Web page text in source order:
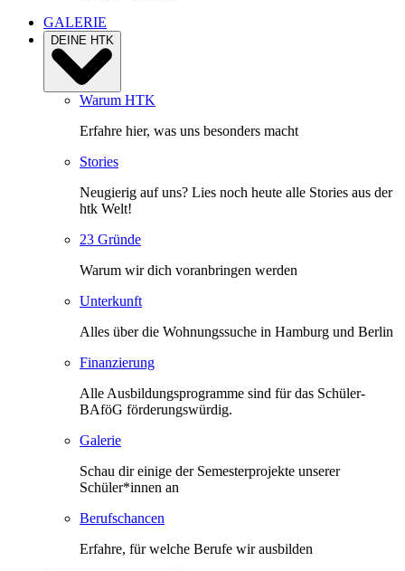
GALERIE
DEINE HTK
Warum HTK
Erfahre hier, was uns besonders macht
Stories
Neugierig auf uns? Lies noch heute alle Stories aus der
htk Welt!
23 Gründe
Warum wir dich voranbringen werden
Unterkunft
Alles über die Wohnungssuche in Hamburg und Berlin
Finanzierung
Alle Ausbildungsprogramme sind für das Schüler-
BAföG förderungswürdig.
Galerie
Schau dir einige der Semesterprojekte unserer
Schüler*innen an
Berufschancen
Erfahre, für welche Berufe wir ausbilden